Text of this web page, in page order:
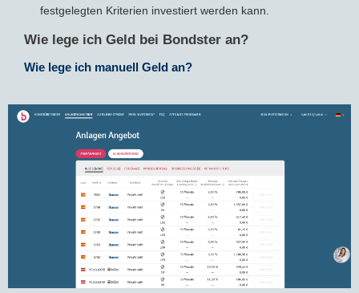
festgelegten Kriterien investiert werden kann.
Wie lege ich Geld bei Bondster an?
Wie lege ich manuell Geld an?